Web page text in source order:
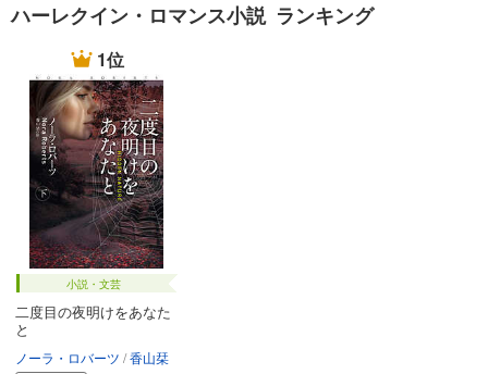
ハーレクイン・ロマンス小説 ランキング
1位
小説・文芸
二度目の夜明けをあなた
と
ノーラ・ロバーツ 香山栞